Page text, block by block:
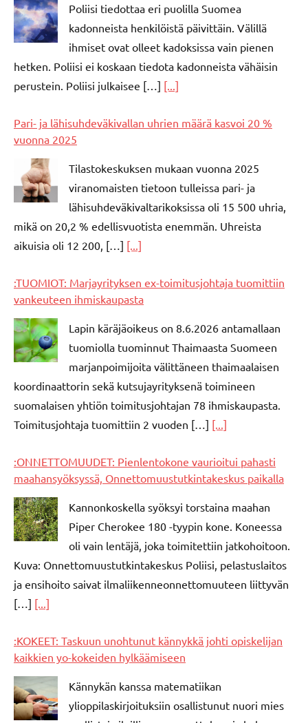
Poliisi tiedottaa eri puolilla Suomea
kadonneista henkilöistä päivittäin. Välillä
ihmiset ovat olleet kadoksissa vain pienen
hetken. Poliisi ei koskaan tiedota kadonneista vähäisin
perustein. Poliisi julkaisee […] [...]
Pari- ja lähisuhdeväkivallan uhrien määrä kasvoi 20 %
vuonna 2025
Tilastokeskuksen mukaan vuonna 2025
viranomaisten tietoon tulleissa pari- ja
lähisuhdeväkivaltarikoksissa oli 15 500 uhria,
mikä on 20,2 % edellisvuotista enemmän. Uhreista
aikuisia oli 12 200, […] [...]
:TUOMIOT: Marjayrityksen ex-toimitusjohtaja tuomittiin
vankeuteen ihmiskaupasta
Lapin käräjäoikeus on 8.6.2026 antamallaan
tuomiolla tuominnut Thaimaasta Suomeen
marjanpoimijoita välittäneen thaimaalaisen
koordinaattorin sekä kutsujayrityksenä toimineen
suomalaisen yhtiön toimitusjohtajan 78 ihmiskaupasta.
Toimitusjohtaja tuomittiin 2 vuoden […] [...]
:ONNETTOMUUDET: Pienlentokone vaurioitui pahasti
maahansyöksyssä, Onnettomuustutkintakeskus paikalla
Kannonkoskella syöksyi torstaina maahan
Piper Cherokee 180 -tyypin kone. Koneessa
oli vain lentäjä, joka toimitettiin jatkohoitoon.
Kuva: Onnettomuustutkintakeskus Poliisi, pelastuslaitos
ja ensihoito saivat ilmaliikenneonnettomuuteen liittyvän
[…] [...]
:KOKEET: Taskuun unohtunut kännykkä johti opiskelijan
kaikkien yo-kokeiden hylkäämiseen
Kännykän kanssa matematiikan
ylioppilaskirjoituksiin osallistunut nuori mies